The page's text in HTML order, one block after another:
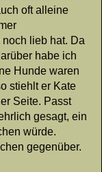
oft alleine
lieb hat. Da
habe ich
Hunde waren
stiehlt er Kate
Seite. Passt
gesagt, ein
würde.
gegenüber.